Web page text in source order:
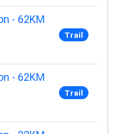
- 62KM
Trail
- 62KM
Trail